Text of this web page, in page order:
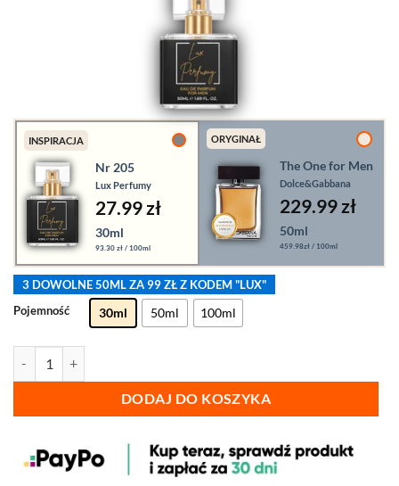
INSPIRACJA
Nr 205
Lux Perfumy
27.99 zł
30ml
93.30 zł / 100ml
ORYGINAŁ
The One for Men
Dolce&Gabbana
229.99 zł
50ml
459.98zł / 100ml
3 DOWOLNE 50ML ZA 99 ZŁ Z KODEM "LUX"
Pojemność
30ml 50ml 100ml
DODAJ DO KOSZYKA